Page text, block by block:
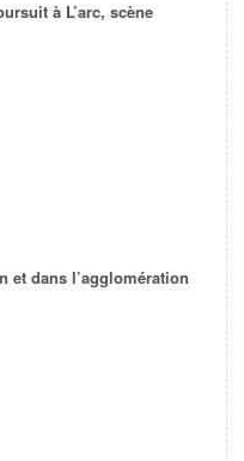
à L’arc, scène
et dans l’agglomération